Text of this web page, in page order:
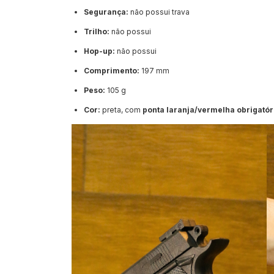
Segurança: não possui trava
Trilho: não possui
Hop-up: não possui
Comprimento: 197 mm
Peso: 105 g
Cor: preta, com ponta laranja/vermelha